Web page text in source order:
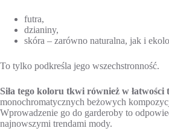
futra,
dzianiny,
skóra – zarówno naturalna, jak i
To tylko podkreśla jego wszechstronność.
Siła tego koloru tkwi również w
monochromatycznych beżowych
Wprowadzenie go do garderoby to
najnowszymi trendami mody.